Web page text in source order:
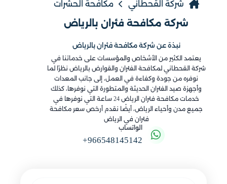
شركة القحطاني مكافحة الحشرات
شركة مكافحة فئران بالرياض
نبذة عن شركة مكافحة فئران بالرياض
يعتمد الكثير من الأشخاص والمؤسسات على خدماتنا في
شركة القحطاني لمكافحة الفئران والقوارض بالرياض نظرًا لما
نوفره من جودة وكفاءة في العمل، إلى جانب المعدات
وأجهزة صيد الفئران الحديثة والمتطورة التي نوفرها، كذلك
خدمات مكافحة فئران الرياض 24 ساعة التي نوفرها في
جميع مدن وأحياء الرياض، أيضًا نقدم أرخص سعر مكافحة
فئران في الرياض
الواتساب
+966548145142